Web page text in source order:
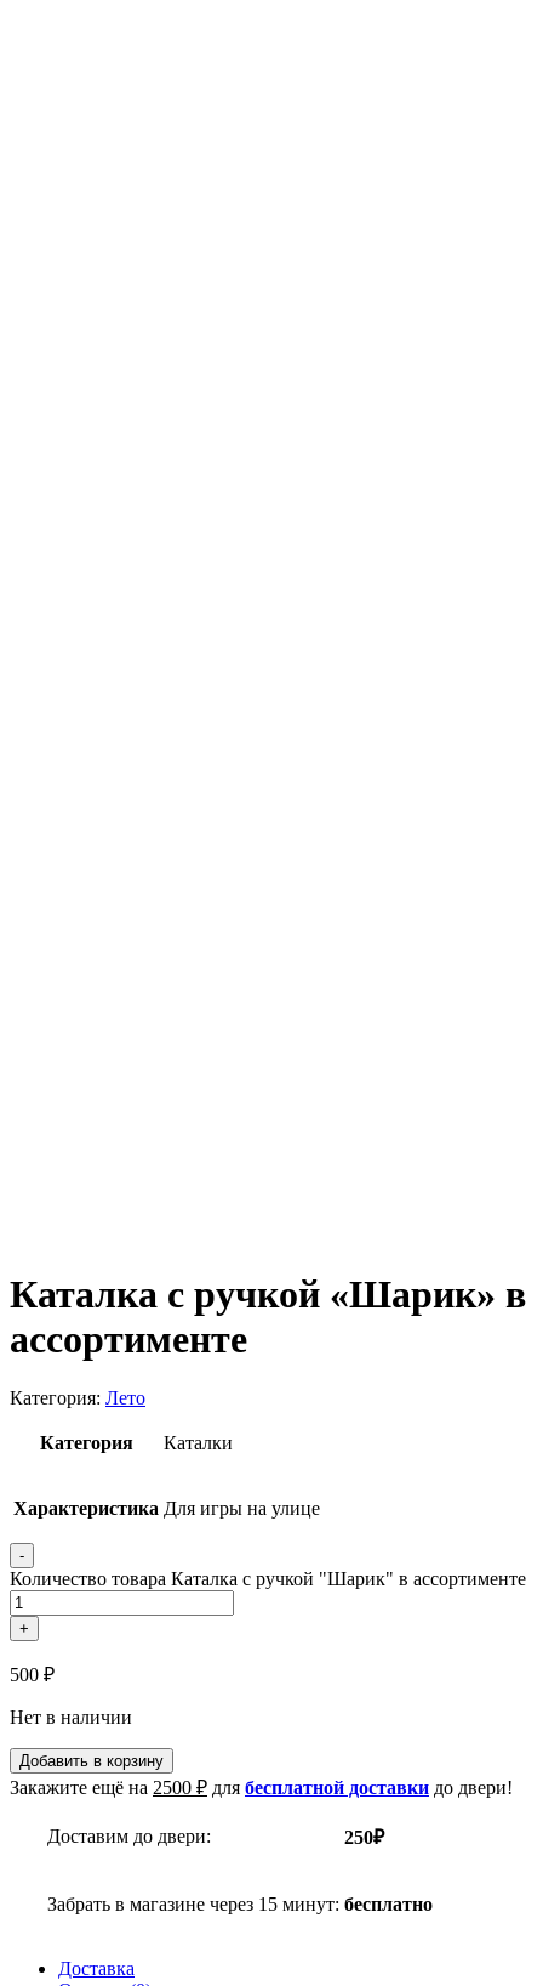
Каталка с ручкой «Шарик» в
ассортименте
Категория: Лето
Категория Каталки
Характеристика Для игры на улице
-
Количество товара Каталка с ручкой "Шарик" в ассортименте
+
500 ₽
Нет в наличии
Добавить в корзину
Закажите ещё на 2500 ₽ для бесплатной доставки до двери!
Доставим до двери: 250₽
Забрать в магазине через 15 минут: бесплатно
Доставка